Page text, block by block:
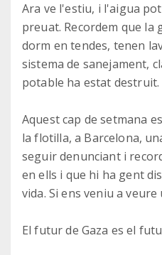
Ara ve l'estiu, i l'aigua
preuat. Recordem que la
dorm en tendes, tenen
sistema de sanejament,
potable ha estat destruit.
Aquest cap de setmana
la flotilla, a Barcelona,
seguir denunciant i
en ells i que hi ha gent
vida. Si ens veniu a
El futur de Gaza es el